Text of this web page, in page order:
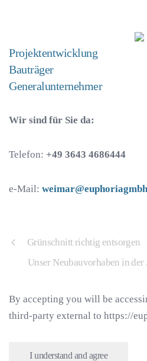
Projektentwicklung
Bauträger
Generalunternehmer
Wir sind für Sie da:
Telefon: +49 3643 4686444
e-Mail:
Grünschnitt richtig entsorgen
Unser Neubauvorhaben in der
By accepting you will be
third-party external to https://
I understand and agree